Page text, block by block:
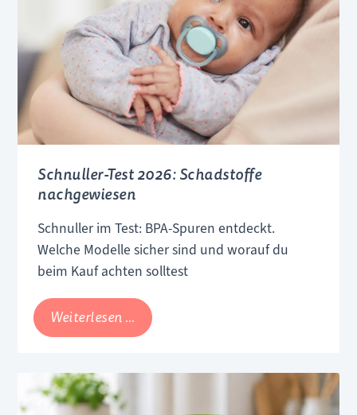
für
Eltern
Schnuller-Test 2026: Schadstoffe
nachgewiesen
Schnuller im Test: BPA-Spuren entdeckt.
Welche Modelle sicher sind und worauf du
beim Kauf achten solltest
Weiterlesen … Schnuller-
Test